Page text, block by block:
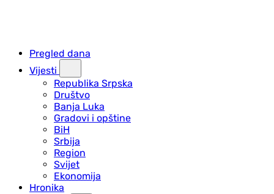
Pregled dana
Vijesti
Republika Srpska
Društvo
Banja Luka
Gradovi i opštine
BiH
Srbija
Region
Svijet
Ekonomija
Hronika